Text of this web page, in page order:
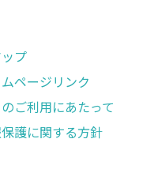
プ
ページリンク
ご利用にあたって
護に関する方針